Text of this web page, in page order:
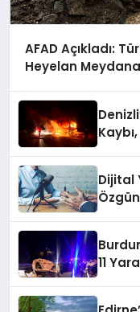
AFAD Açıkladı:
Heyelan
Dijital
11